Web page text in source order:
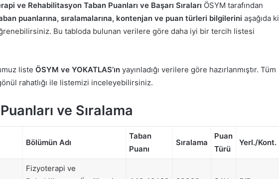
ve Rehabilitasyon Taban Puanları ve Başarı Sıraları ÖSYM tarafından
puanlarına, sıralamalarına, kontenjan ve puan türleri bilgilerini aşağıda ki
Bu tabloda bulunan verilere göre daha iyi bir tercih listesi
liste ÖSYM ve YOKATLAS’ın yayınladığı verilere göre hazırlanmıştır. Tüm
rahatlığı ile listemizi inceleyebilirsiniz.
ve Sıralama
Bölümün Adı
Taban
Puanı
Sıralama
Puan
Türü
Yerl./Kont.
Fizyoterapi ve